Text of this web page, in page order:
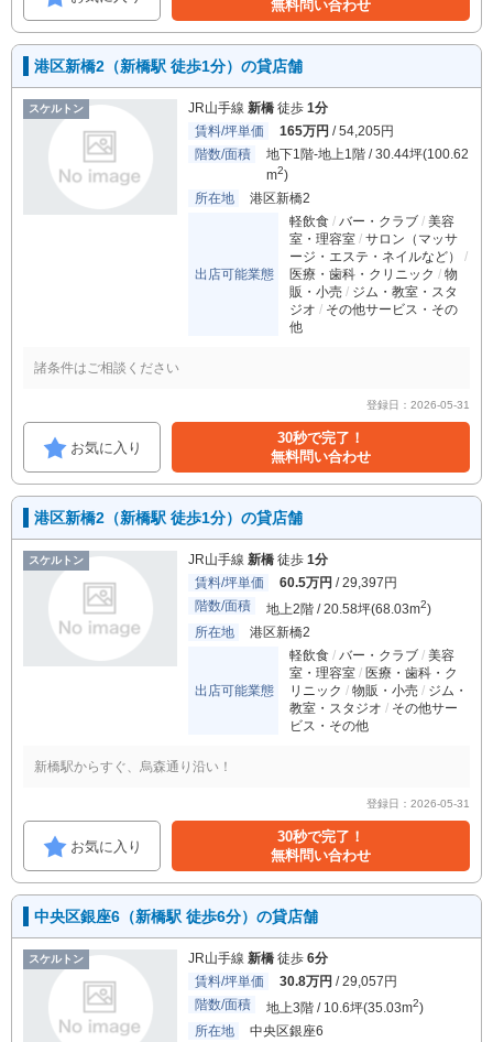
無料問い合わせ
港区新橋2（新橋駅 徒歩1分）の貸店舗
スケルトン JR山手線 新橋 徒歩 1分
賃料/坪単価
165万円 / 54,205円
階数/面積
地下1階-地上1階 / 30.44坪(100.62
m2)
所在地
港区新橋2
出店可能業態
軽飲食 バー・クラブ
美容
室・理容室
サロン（マッサ
ージ・エステ・ネイルなど）
医療・歯科・クリニック
物
販・小売
ジム・教室・スタ
ジオ
その他サービス・その
他
諸条件はご相談ください
登録日：2026-05-31
お気に入り
30秒で完了！
無料問い合わせ
港区新橋2（新橋駅 徒歩1分）の貸店舗
スケルトン JR山手線 新橋 徒歩 1分
賃料/坪単価
60.5万円 / 29,397円
階数/面積
地上2階 / 20.58坪(68.03m2)
所在地
港区新橋2
出店可能業態
軽飲食 バー・クラブ
美容
室・理容室
医療・歯科・ク
リニック
物販・小売
ジム・
教室・スタジオ
その他サー
ビス・その他
新橋駅からすぐ、烏森通り沿い！
登録日：2026-05-31
お気に入り
30秒で完了！
無料問い合わせ
中央区銀座6（新橋駅 徒歩6分）の貸店舗
スケルトン JR山手線 新橋 徒歩 6分
賃料/坪単価
30.8万円 / 29,057円
階数/面積
地上3階 / 10.6坪(35.03m2)
所在地
中央区銀座6